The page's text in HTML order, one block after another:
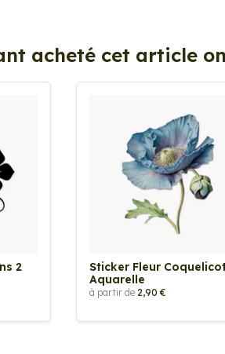
acheté cet article
2
Sticker Fleur
Aquarelle
à partir de 2,90 €